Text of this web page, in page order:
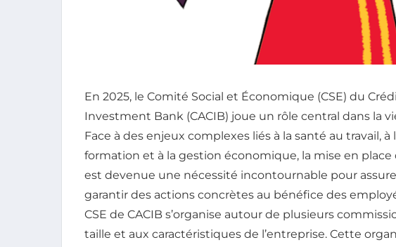
En 2025, le Comité Social et Économique (CSE) du
Investment Bank (CACIB) joue un rôle central dans la
Face à des enjeux complexes liés à la santé au travail, à
formation et à la gestion économique, la mise en
est devenue une nécessité incontournable pour
garantir des actions concrètes au bénéfice des
CSE de CACIB s’organise autour de plusieurs
taille et aux caractéristiques de l’entreprise. Cette